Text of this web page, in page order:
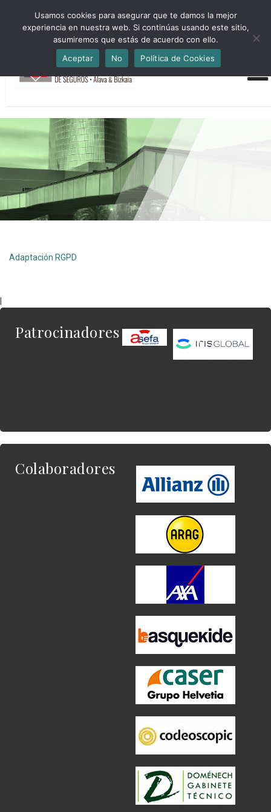
HORARIO INVIERNO Lun-Jue 09:00-16:30 Vier 9:00-14:00
administracion@cmsab.eus 94.442.43.43 Móvil y Whatsapp
688.889.170
Adaptación RGPD
Patrocinadores
Colaboradores
Usamos cookies para asegurar que te damos la mejor
experiencia en nuestra web. Si continúas usando este sitio,
asumiremos que estás de acuerdo con ello.
Aceptar
No Política de Cookies